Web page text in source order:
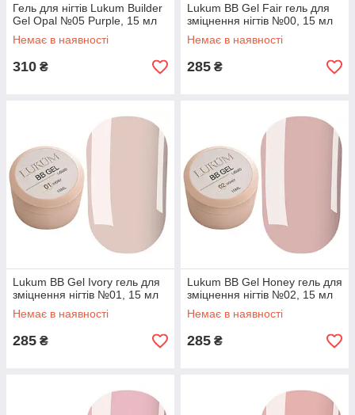
Гель для нігтів Lukum Builder
Gel Opal №05 Purple, 15 мл
Немає в наявності
310 ₴
Lukum BB Gel Fair гель для
зміцнення нігтів №00, 15 мл
Немає в наявності
285 ₴
Lukum BB Gel Ivory гель для
зміцнення нігтів №01, 15 мл
Немає в наявності
285 ₴
Lukum BB Gel Honey гель для
зміцнення нігтів №02, 15 мл
Немає в наявності
285 ₴